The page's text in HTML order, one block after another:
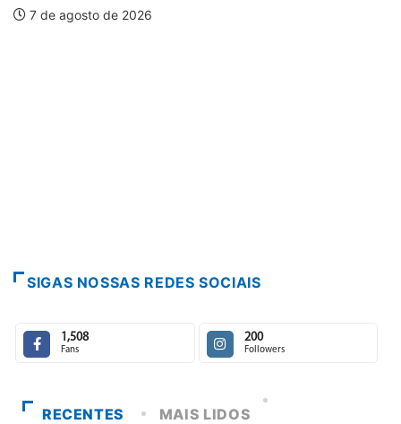
SIGAS NOSSAS REDES SOCIAIS
1,508
Fans
200
Followers
RECENTES MAIS LIDOS